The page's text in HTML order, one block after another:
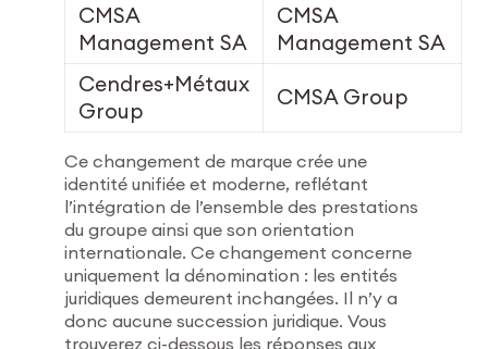
CMSA
Management SA
CMSA
Management SA
Cendres+Métaux
Group
CMSA Group
Ce changement de marque crée une
identité unifiée et moderne, reflétant
l’intégration de l’ensemble des prestations
du groupe ainsi que son orientation
internationale. Ce changement concerne
uniquement la dénomination : les entités
juridiques demeurent inchangées. Il n’y a
donc aucune succession juridique. Vous
trouverez ci-dessous les réponses aux